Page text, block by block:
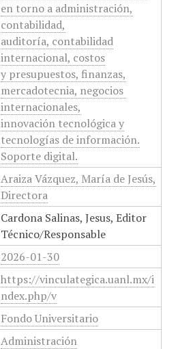
en torno a administración,
contabilidad,
auditoría, contabilidad
internacional, costos
y presupuestos, finanzas,
mercadotecnia, negocios
internacionales,
innovación tecnológica y
tecnologías de información.
Soporte digital.
Araiza Vázquez, María de Jesús,
Directora
Cardona Salinas, Jesus, Editor
Técnico/Responsable
2026-01-30
https://vinculategica.uanl.mx/i
ndex.php/v
Fondo Universitario
Administración